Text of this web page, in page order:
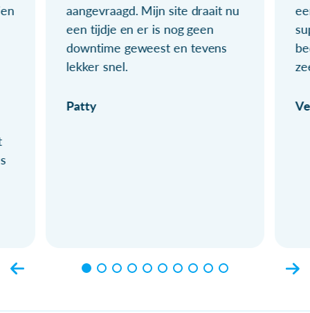
aangevraagd. Mijn site draait nu
een tijdje en er is nog geen
downtime geweest en tevens
lekker snel.
Patty